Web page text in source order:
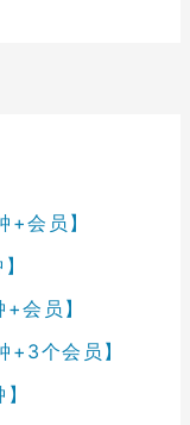
会员】
会员】
个会员】